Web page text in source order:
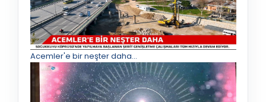
Acemler'e bir neşter daha...